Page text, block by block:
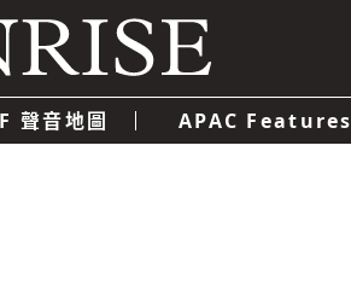
聲音地圖 APAC Features